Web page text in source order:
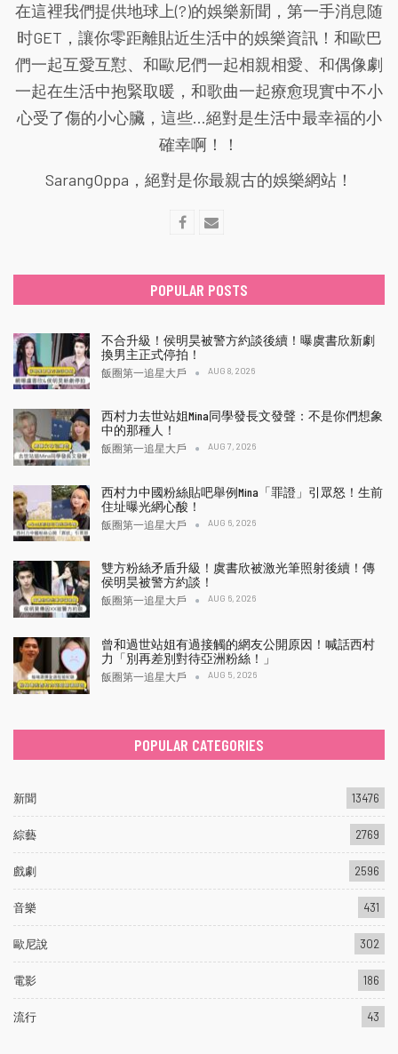
在這裡我們提供地球上(?)的娛樂新聞，第一手消息随
时GET，讓你零距離貼近生活中的娛樂資訊！和歐巴
們一起互愛互懟、和歐尼們一起相親相愛、和偶像劇
一起在生活中抱緊取暖，和歌曲一起療愈現實中不小
心受了傷的小心臟，這些...絕對是生活中最幸福的小
確幸啊！！
SarangOppa，絕對是你最親古的娛樂網站！
POPULAR POSTS
不合升級！侯明昊被警方約談後續！曝虞書欣新劇
換男主正式停拍！
飯圈第一追星大戶 AUG 8, 2026
西村力去世站姐Mina同學發長文發聲：不是你們想象
中的那種人！
飯圈第一追星大戶 AUG 7, 2026
西村力中國粉絲貼吧舉例Mina「罪證」引眾怒！生前
住址曝光網心酸！
飯圈第一追星大戶 AUG 6, 2026
雙方粉絲矛盾升級！虞書欣被激光筆照射後續！傳
侯明昊被警方約談！
飯圈第一追星大戶 AUG 6, 2026
曾和過世站姐有過接觸的網友公開原因！喊話西村
力「別再差別對待亞洲粉絲！」
飯圈第一追星大戶 AUG 5, 2026
POPULAR CATEGORIES
新聞 13476
綜藝 2769
戲劇 2596
音樂 431
歐尼說 302
電影 186
流行 43